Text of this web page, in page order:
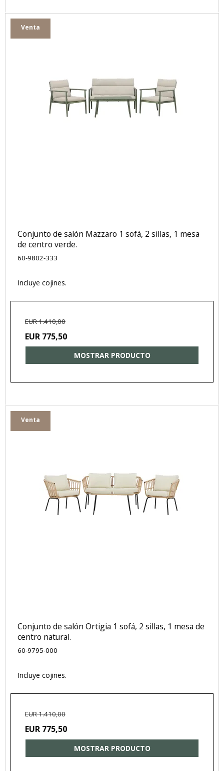
Venta
Conjunto de salón Mazzaro 1 sofá, 2 sillas, 1 mesa
de centro verde.
60-9802-333
Incluye cojines.
EUR 1.410,00
EUR 775,50
MOSTRAR PRODUCTO
Venta
Conjunto de salón Ortigia 1 sofá, 2 sillas, 1 mesa de
centro natural.
60-9795-000
Incluye cojines.
EUR 1.410,00
EUR 775,50
MOSTRAR PRODUCTO